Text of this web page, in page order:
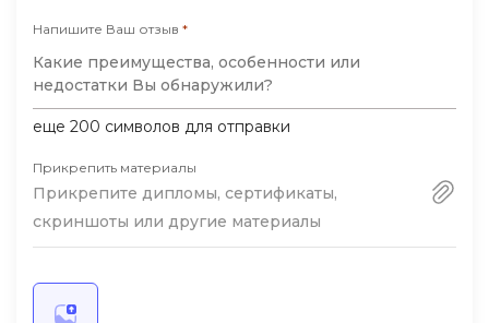
Напишите Ваш отзыв *
еще 200 символов для отправки
Прикрепить материалы
Прикрепите дипломы, сертификаты,
скриншоты или другие материалы